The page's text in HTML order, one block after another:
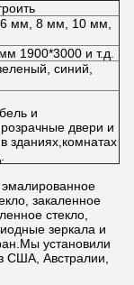
мм, 8 мм, 10 мм,
1900*3000 и т.д.
синий,
и
двери и
зданиях,комнатах
закаленное
стекло,
зеркала и
установили
США, Австралии,